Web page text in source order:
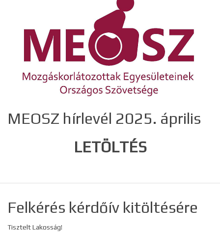
MEOSZ hírlevél 2025. április
LETÖLTÉS
Felkérés kérdőív kitöltésére
Tisztelt Lakosság!